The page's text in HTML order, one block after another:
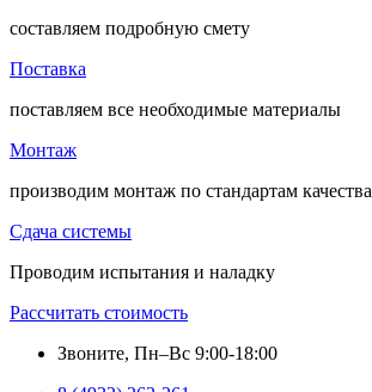
составляем подробную смету
Поставка
поставляем все необходимые материалы
Монтаж
производим монтаж по стандартам качества
Сдача системы
Проводим испытания и наладку
Рассчитать стоимость
Звоните, Пн–Вс 9:00-18:00